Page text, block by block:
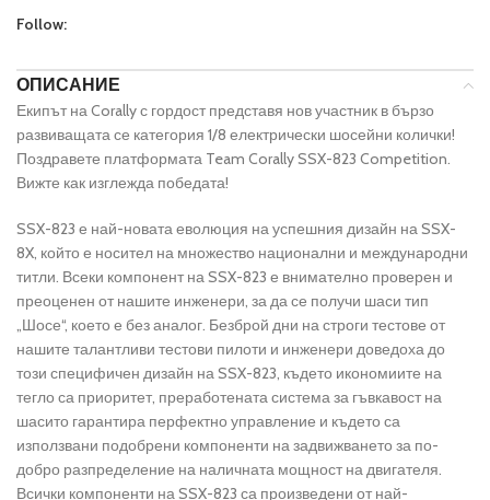
Follow:
ОПИСАНИЕ
Екипът на Corally с гордост представя нов участник в бързо
развиващата се категория 1/8 електрически шосейни колички!
Поздравете платформата Team Corally SSX-823 Competition.
Вижте как изглежда победата!
SSX-823 е най-новата еволюция на успешния дизайн на SSX-
8X, който е носител на множество национални и международни
титли. Всеки компонент на SSX-823 е внимателно проверен и
преоценен от нашите инженери, за да се получи шаси тип
„Шосе“, което е без аналог. Безброй дни на строги тестове от
нашите талантливи тестови пилоти и инженери доведоха до
този специфичен дизайн на SSX-823, където икономиите на
тегло са приоритет, преработената система за гъвкавост на
шасито гарантира перфектно управление и където са
използвани подобрени компоненти на задвижването за по-
добро разпределение на наличната мощност на двигателя.
Всички компоненти на SSX-823 са произведени от най-